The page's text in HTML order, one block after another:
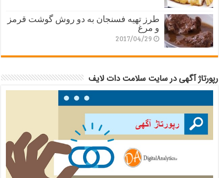
طرز تهیه فسنجان به دو روش گوشت قرمز
و مرغ
2017/04/29
رپورتاژ آگهی در سایت سلامت دات لایف